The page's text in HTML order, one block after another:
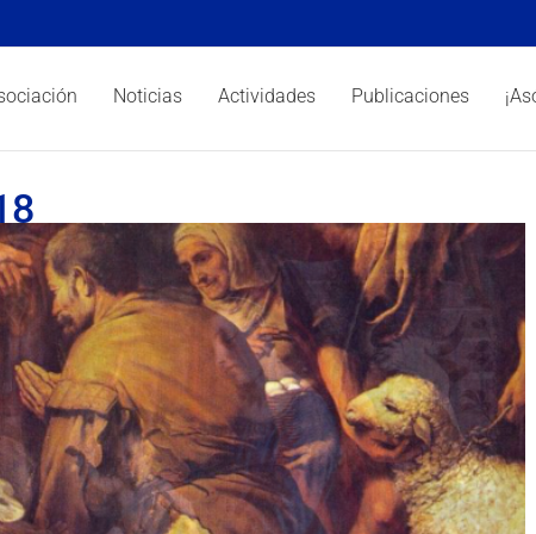
Noticias Actividades Publicaciones
Feliz Navidad a todos
Asociación Espiritualidad